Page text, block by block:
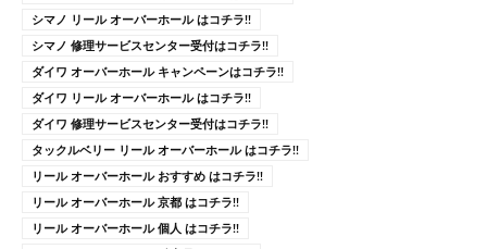
シマノ リール オーバーホール はコチラ!!
シマノ 修理サービスセンター受付はコチラ!!
ダイワ オーバーホール キャンペーンはコチラ!!
ダイワ リール オーバーホール はコチラ!!
ダイワ 修理サービスセンター受付はコチラ!!
タックルベリー リール オーバーホール はコチラ!!
リール オーバーホール おすすめ はコチラ!!
リール オーバーホール 京都 はコチラ!!
リール オーバーホール 個人 はコチラ!!